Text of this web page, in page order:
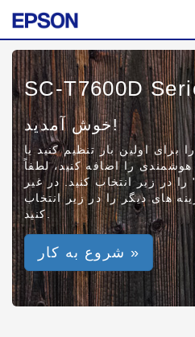
SC-T7600D
خوش آمدید!
اولین بار تنظیم کنید یا
هوشمندی را اضافه کنید، لطفاً
در زیر انتخاب کنید. در غیر
های دیگر را در زیر انتخاب
شروع به کار »